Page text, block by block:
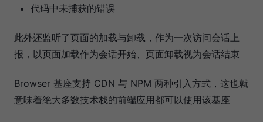
代码中未捕获的错误
此外还监听了页面的加载与卸载，作为一次访问会话上
报，以页面加载作为会话开始、页面卸载视为会话结束
Browser 基座支持 CDN 与 NPM 两种引入方式，这也就
意味着绝大多数技术栈的前端应用都可以使用该基座